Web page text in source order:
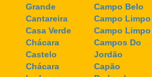
Grande
Cantareira
Casa Verde
Chácara
Castelo
Chácara
Campo Belo
Campo Limpo
Campo Limpo
Campos Do
Jordão
Capão